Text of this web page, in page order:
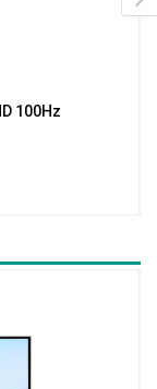
100Hz